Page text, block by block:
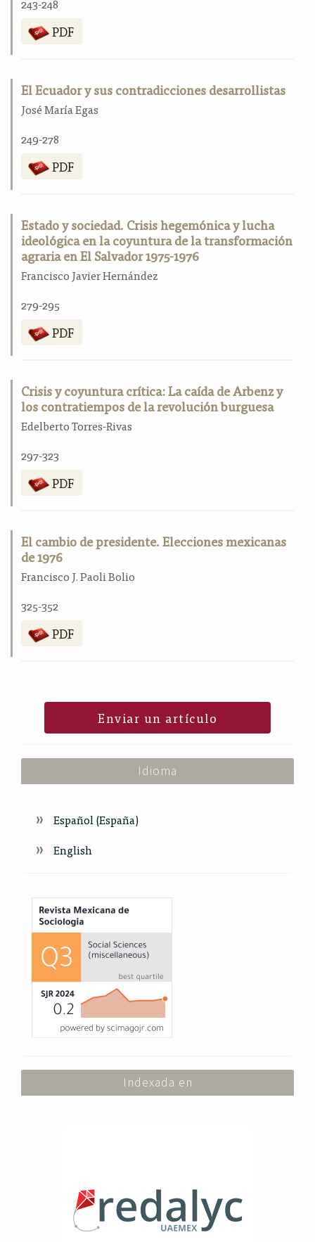
PDF
El Ecuador y sus contradicciones desarrollistas
José María Egas
249-278
PDF
Estado y sociedad. Crisis hegemónica y lucha
ideológica en la coyuntura de la transformación
agraria en El Salvador 1975-1976
Francisco Javier Hernández
279-295
PDF
Crisis y coyuntura crítica: La caída de Arbenz y
los contratiempos de la revolución burguesa
Edelberto Torres-Rivas
297-323
PDF
El cambio de presidente. Elecciones mexicanas
de 1976
Francisco J. Paoli Bolio
325-352
PDF
Enviar un artículo
Idioma
Español (España)
English
Index
Indexada en